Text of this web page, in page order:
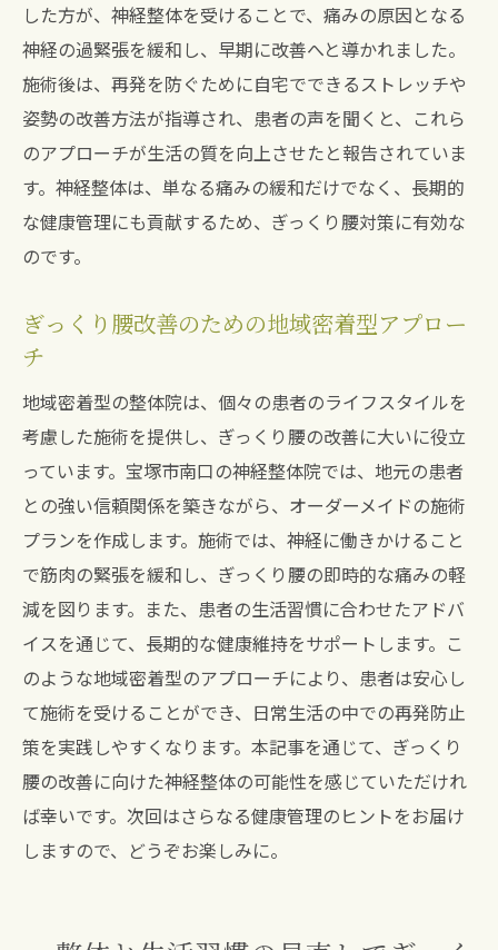
した方が、神経整体を受けることで、痛みの原因となる
神経の過緊張を緩和し、早期に改善へと導かれました。
施術後は、再発を防ぐために自宅でできるストレッチや
姿勢の改善方法が指導され、患者の声を聞くと、これら
のアプローチが生活の質を向上させたと報告されていま
す。神経整体は、単なる痛みの緩和だけでなく、長期的
な健康管理にも貢献するため、ぎっくり腰対策に有効な
のです。
ぎっくり腰改善のための地域密着型アプロー
チ
地域密着型の整体院は、個々の患者のライフスタイルを
考慮した施術を提供し、ぎっくり腰の改善に大いに役立
っています。宝塚市南口の神経整体院では、地元の患者
との強い信頼関係を築きながら、オーダーメイドの施術
プランを作成します。施術では、神経に働きかけること
で筋肉の緊張を緩和し、ぎっくり腰の即時的な痛みの軽
減を図ります。また、患者の生活習慣に合わせたアドバ
イスを通じて、長期的な健康維持をサポートします。こ
のような地域密着型のアプローチにより、患者は安心し
て施術を受けることができ、日常生活の中での再発防止
策を実践しやすくなります。本記事を通じて、ぎっくり
腰の改善に向けた神経整体の可能性を感じていただけれ
ば幸いです。次回はさらなる健康管理のヒントをお届け
しますので、どうぞお楽しみに。